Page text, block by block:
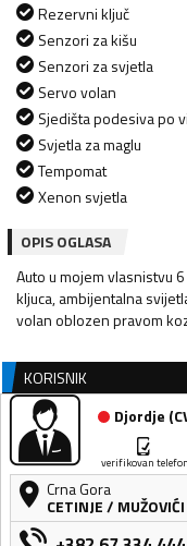
Rezervni ključ
Senzori za kišu
Senzori za svjetla
Servo volan
Sjedišta podesiva po
Svjetla za maglu
Tempomat
Xenon svjetla
OPIS OGLASA
Auto u mojem vlasnistvu
kljuca, ambijentalna
volan oblozen pravom
KORISNIK
Djordje (
verifikovan telefon
Crna Gora
CETINJE/ MUŽOVIĆI